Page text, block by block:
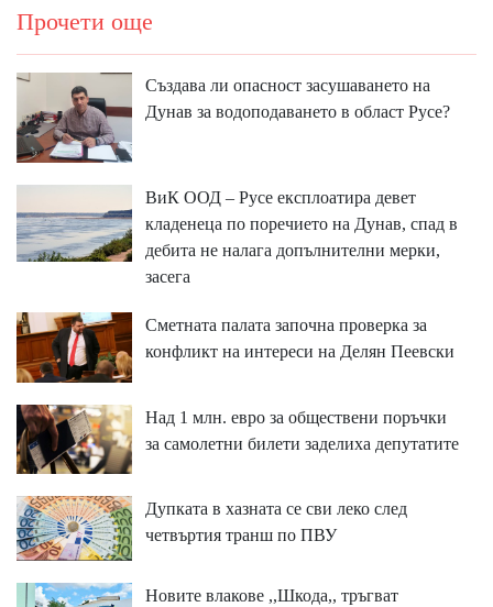
Прочети още
Създава ли опасност засушаването на
Дунав за водоподаването в област Русе?
ВиК ООД – Русе експлоатира девет
кладенеца по поречието на Дунав, спад в
дебита не налага допълнителни мерки,
засега
Сметната палата започна проверка за
конфликт на интереси на Делян Пеевски
Над 1 млн. евро за обществени поръчки
за самолетни билети заделиха депутатите
Дупката в хазната се сви леко след
четвъртия транш по ПВУ
Новите влакове ,,Шкода,, тръгват